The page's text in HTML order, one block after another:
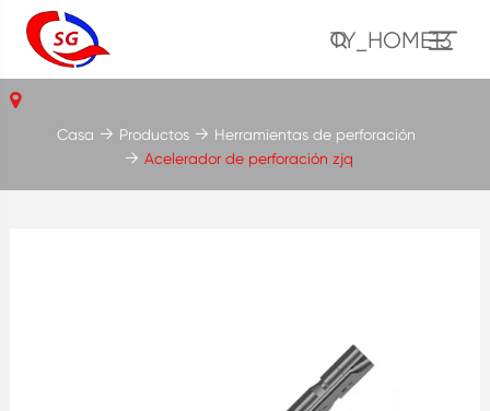
TY_HOME13
Casa Productos
Herramientas de perforación
Acelerador de perforación zjq